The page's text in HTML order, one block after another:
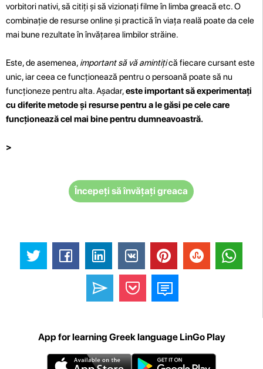
vorbitori nativi, să citiți și să vizionați filme în limba greacă etc. O
combinație de resurse online și practică în viața reală poate da cele
mai bune rezultate în învățarea limbilor străine.
Este, de asemenea, important să vă amintițică fiecare cursant este
unic, iar ceea ce funcționează pentru o persoană poate să nu
funcționeze pentru alta. Așadar,este important să experimentați
cu diferite metode și resurse pentru a le găsi pe cele care
funcționează cel mai bine pentru dumneavoastră.
>
Începeți să învățați greaca
App for learning Greek language LinGo Play